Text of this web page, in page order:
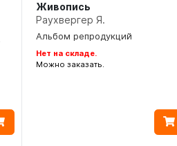
Живопись
Раухвергер Я.
Альбом репродукций
Нет на складе.
Можно заказать.